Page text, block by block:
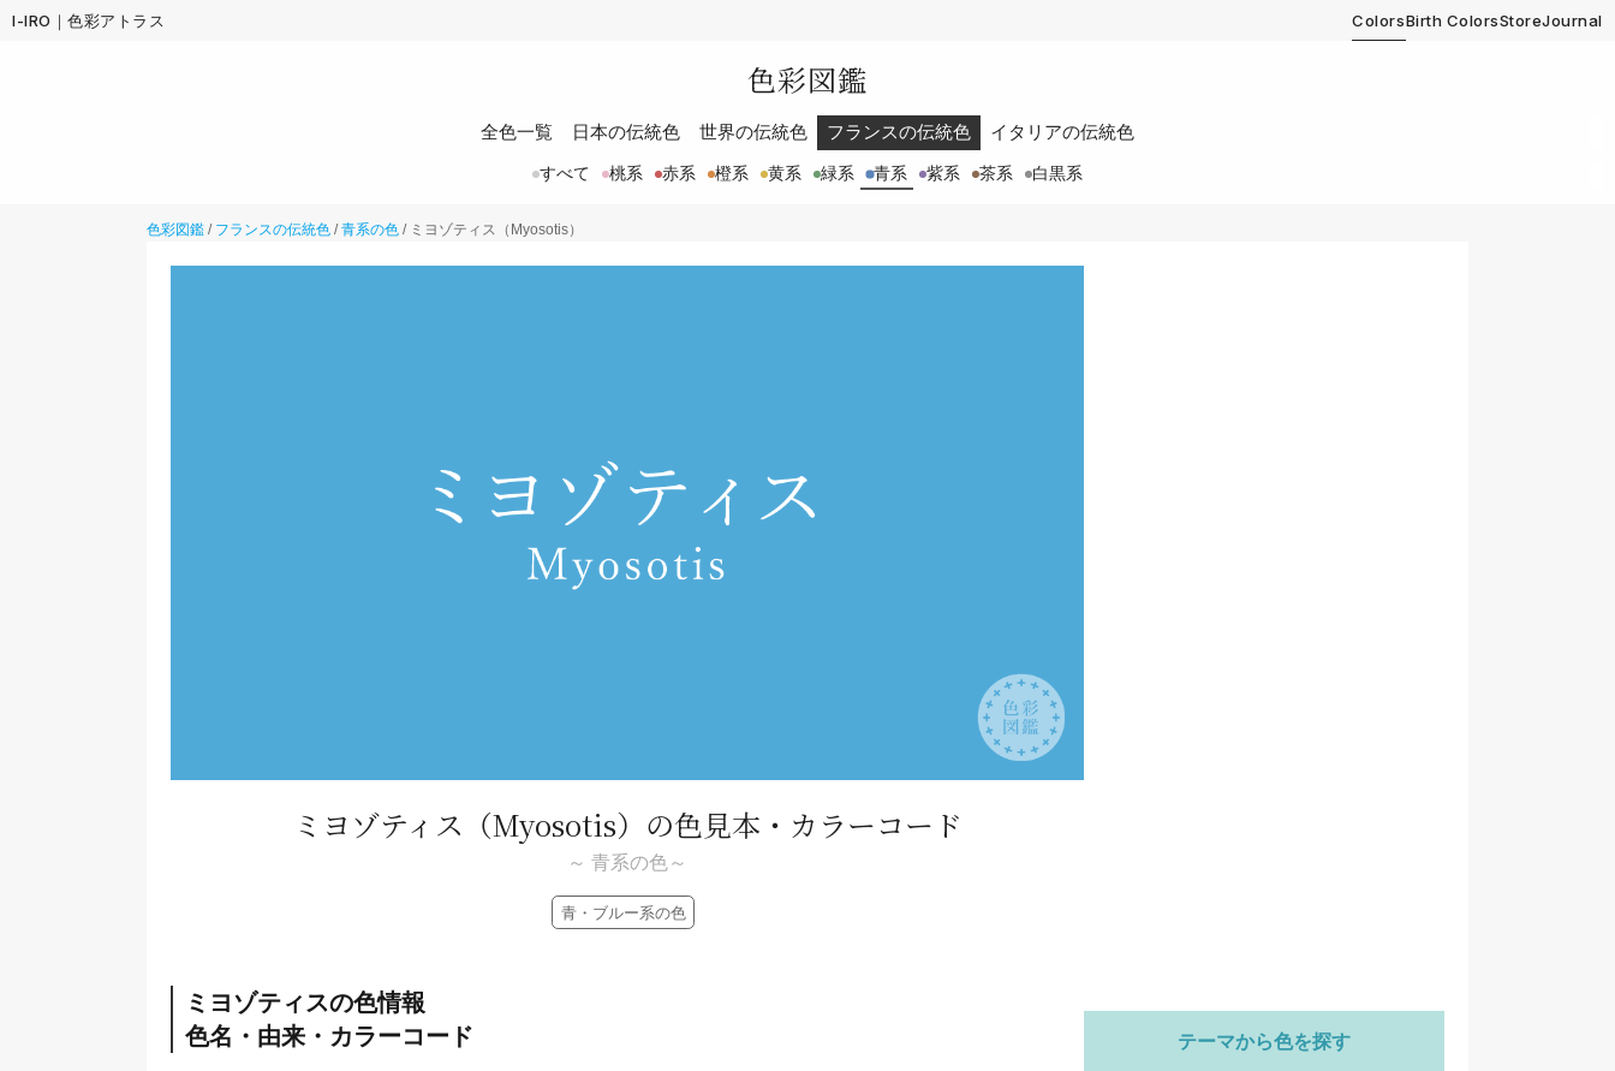
I-IRO｜色彩アトラス ColorsBirth ColorsStoreJournal
色彩図鑑
全色一覧 日本の伝統色 世界の伝統色 フランスの伝統色 イタリアの伝統色
すべて 桃系 赤系 橙系 黄系 緑系 青系 紫系 茶系 白黒系
色彩図鑑 / フランスの伝統色 / 青系の色 /ミヨゾティス（Myosotis）
ミヨゾティス （Myosotis） の色見本・カラーコード
～ 青系の色～
青・ブルー系の色
ミヨゾティスの色情報
色名・由来・カラーコード
テーマから色を探す